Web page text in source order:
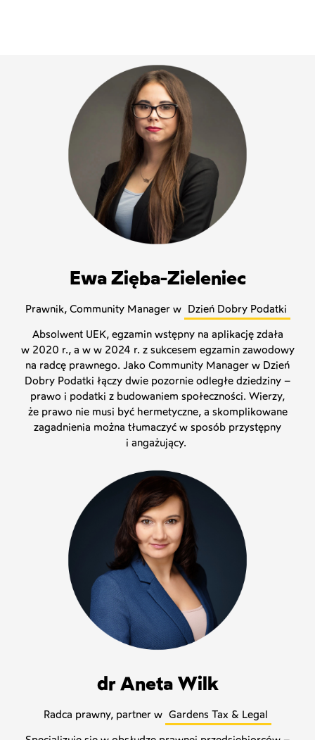
dr Aneta Wilk
Radca prawny, partner w Gardens Tax & Legal
Ewa Zięba-Zieleniec
Prawnik, Community Manager w Dzień Dobry Podatki
Absolwent UEK, egzamin wstępny na aplikację zdała
w 2020 r., a w w 2024 r. z sukcesem egzamin zawodowy
na radcę prawnego. Jako Community Manager w Dzień
Dobry Podatki łączy dwie pozornie odległe dziedziny –
prawo i podatki z budowaniem społeczności. Wierzy,
że prawo nie musi być hermetyczne, a skomplikowane
zagadnienia można tłumaczyć w sposób przystępny
i angażujący.